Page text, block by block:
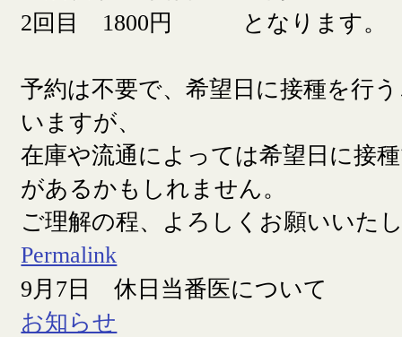
2回目 1800円 となります。
予約は不要で、希望日に接種を行
いますが、
在庫や流通によっては希望日に接
があるかもしれません。
ご理解の程、よろしくお願いいた
Permalink
9月7日 休日当番医について
お知らせ